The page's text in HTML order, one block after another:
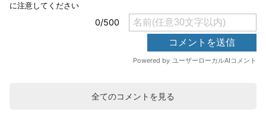
全てのコメントを見る